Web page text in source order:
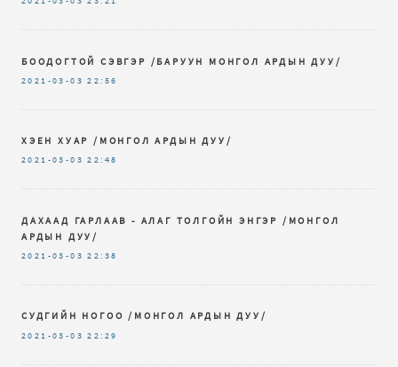
БООДОГТОЙ СЭВГЭР /БАРУУН МОНГОЛ АРДЫН ДУУ/
2021-03-03 22:56
ХЭЕН ХУАР /МОНГОЛ АРДЫН ДУУ/
2021-03-03 22:48
ДАХААД ГАРЛААВ - АЛАГ ТОЛГОЙН ЭНГЭР /МОНГОЛ
АРДЫН ДУУ/
2021-03-03 22:38
СУДГИЙН НОГОО /МОНГОЛ АРДЫН ДУУ/
2021-03-03 22:29